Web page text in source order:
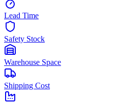
Lead Time
Safety Stock
Warehouse Space
Shipping Cost